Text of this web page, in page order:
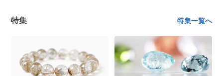
特集 特集一覧へ